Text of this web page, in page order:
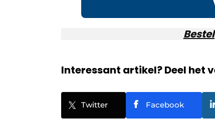
Interessant artikel? Deel het
Twitter Facebook